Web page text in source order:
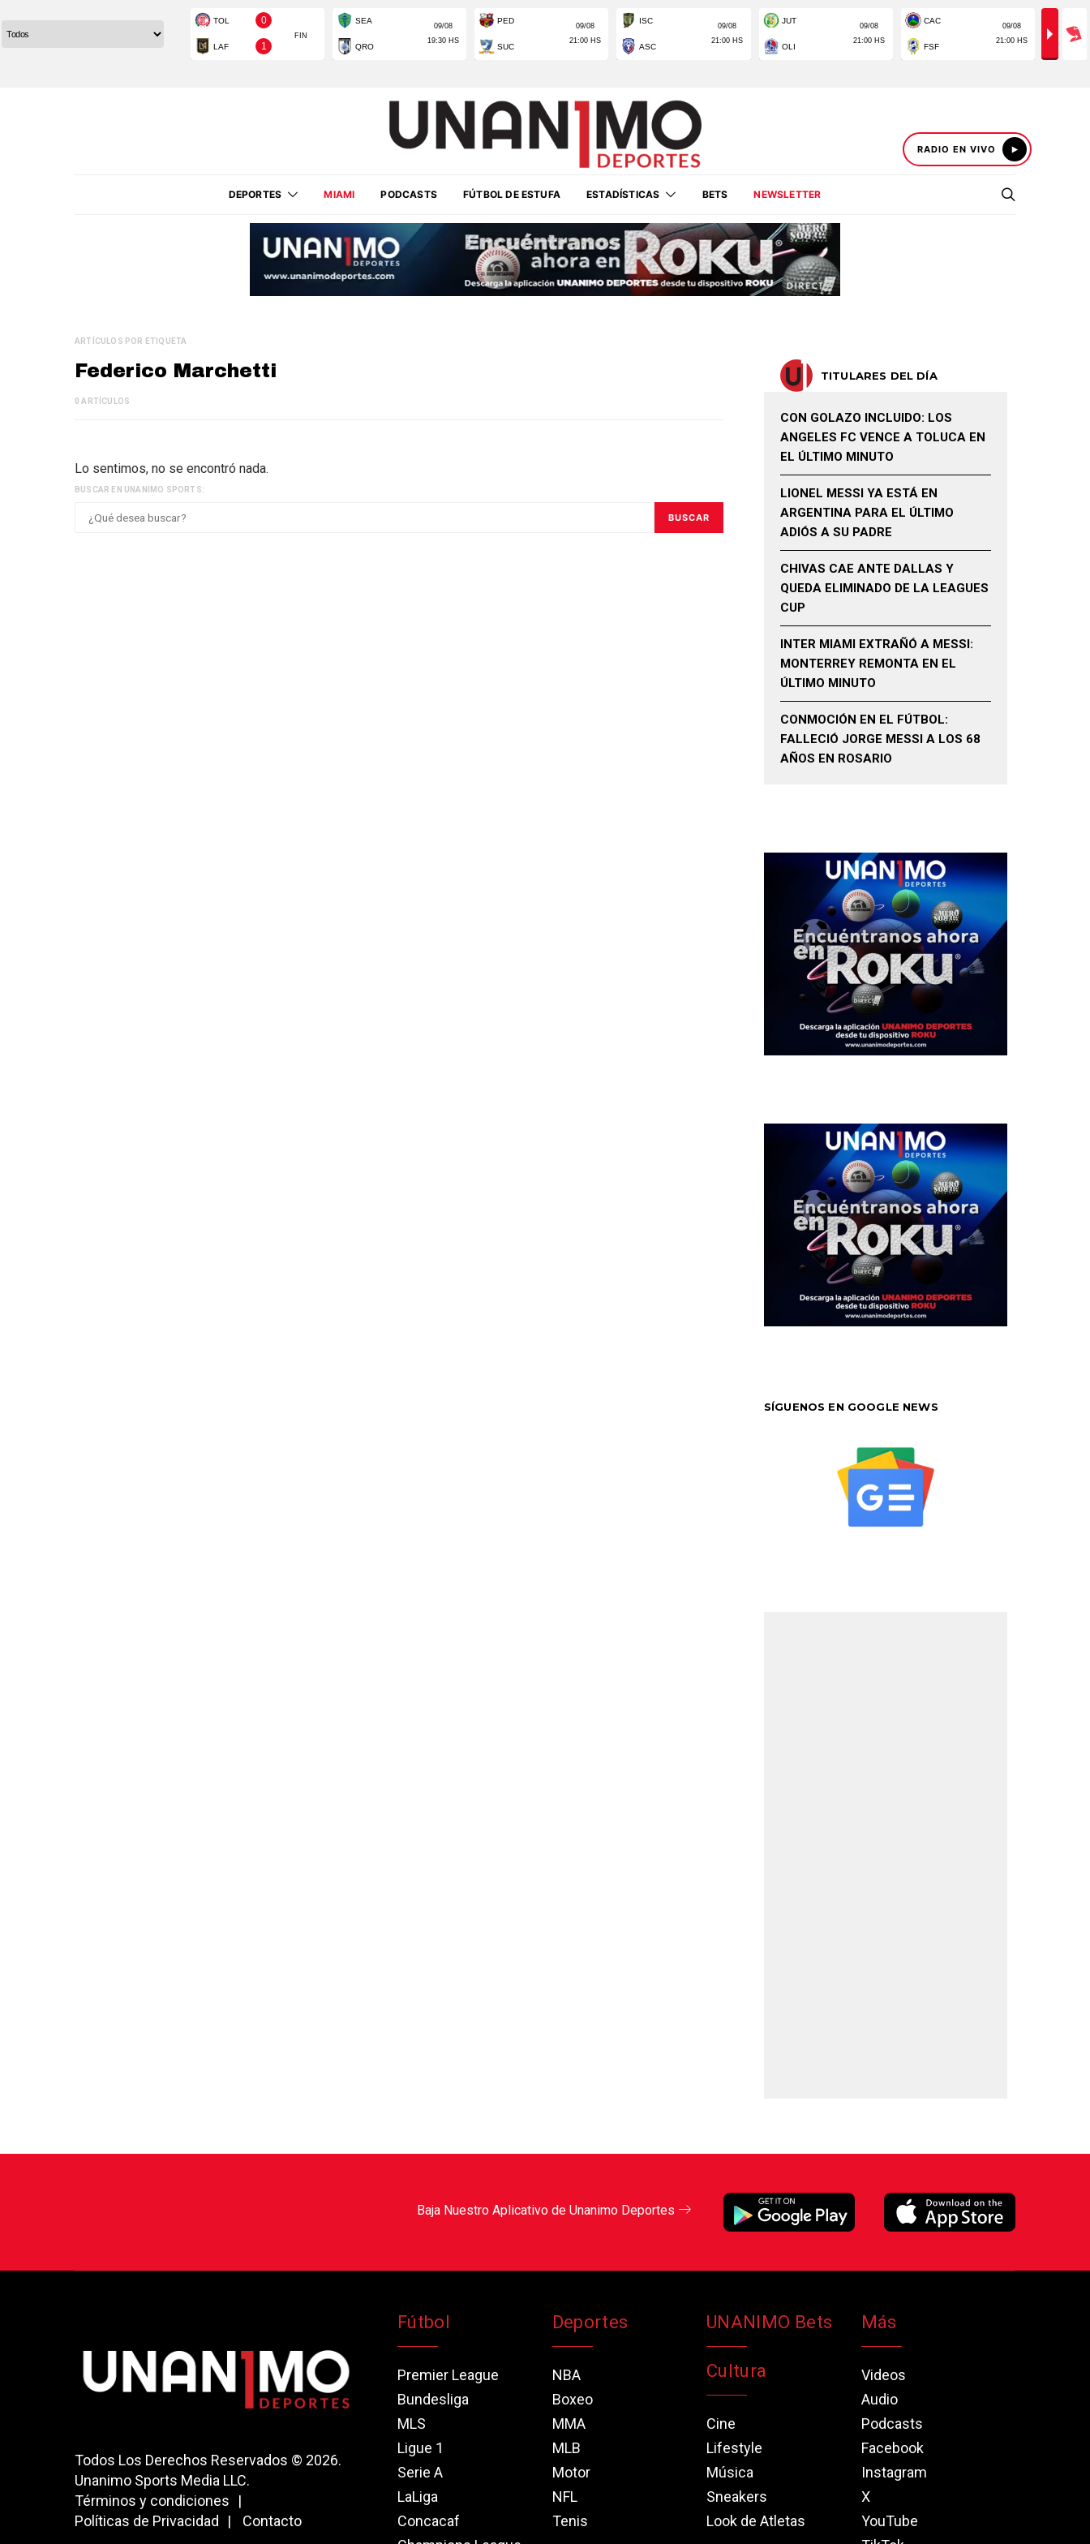
RADIO EN VIVO
DEPORTES MIAMI PODCASTS FÚTBOL DE ESTUFA ESTADÍSTICAS BETS NEWSLETTER
ARTÍCULOS POR ETIQUETA
Federico Marchetti
0 ARTÍCULOS
Lo sentimos, no se encontró nada.
BUSCAR EN UNANIMO SPORTS:
BUSCAR
TITULARES DEL DÍA
CON GOLAZO INCLUIDO: LOS
ANGELES FC VENCE A TOLUCA EN
EL ÚLTIMO MINUTO
LIONEL MESSI YA ESTÁ EN
ARGENTINA PARA EL ÚLTIMO
ADIÓS A SU PADRE
CHIVAS CAE ANTE DALLAS Y
QUEDA ELIMINADO DE LA LEAGUES
CUP
INTER MIAMI EXTRAÑÓ A MESSI:
MONTERREY REMONTA EN EL
ÚLTIMO MINUTO
CONMOCIÓN EN EL FÚTBOL:
FALLECIÓ JORGE MESSI A LOS 68
AÑOS EN ROSARIO
SÍGUENOS EN GOOGLE NEWS
Baja Nuestro Aplicativo de Unanimo Deportes
Todos Los Derechos Reservados © 2026.
Unanimo Sports Media LLC.
Términos y condiciones
Políticas de Privacidad
Contacto
Fútbol
Premier League
Bundesliga
MLS
Ligue 1
Serie A
LaLiga
Concacaf
Deportes
NBA
Boxeo
MMA
MLB
Motor
NFL
Tenis
UNANIMO Bets
Cultura
Cine
Lifestyle
Música
Sneakers
Look de Atletas
Más
Videos
Audio
Podcasts
Facebook
Instagram
X
YouTube